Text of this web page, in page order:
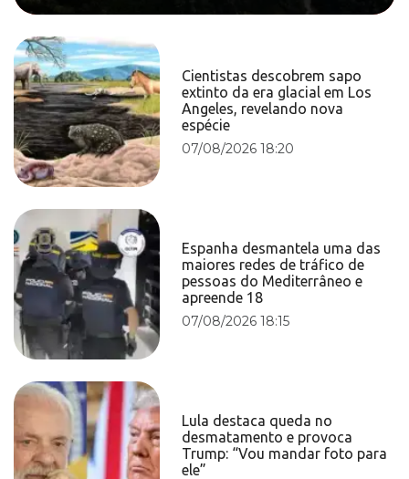
Cientistas descobrem sapo
extinto da era glacial em Los
Angeles, revelando nova
espécie
07/08/2026 18:20
Espanha desmantela uma das
maiores redes de tráfico de
pessoas do Mediterrâneo e
apreende 18
07/08/2026 18:15
Lula destaca queda no
desmatamento e provoca
Trump: “Vou mandar foto para
ele”